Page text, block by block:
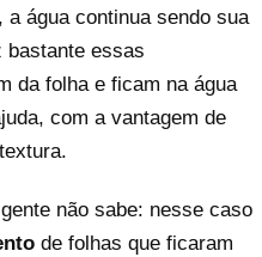
água continua sendo sua
bastante essas
da folha e ficam na água
com a vantagem de
não sabe: nesse caso
de folhas que ficaram